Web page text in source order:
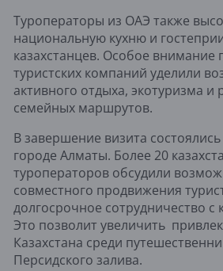
Туроператоры из ОАЭ также
национальную кухню и
казахстанцев. Особое внимание
туристских компаний уделили
активного отдыха, экотуризма и
семейных маршрутов.
В завершение визита
городе Алматы. Более 20
туроператоров обсудили
совместного продвижения
долгосрочное сотрудничество с
Это позволит увеличить
Казахстана среди
Персидского залива.